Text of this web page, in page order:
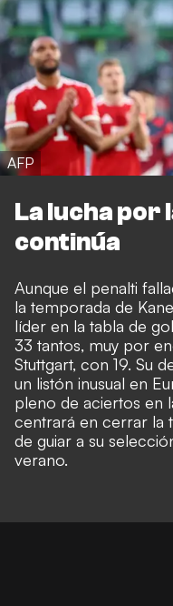
AFP
La lucha por
continúa
Aunque el penalti
la temporada de
líder en la tabla de
33 tantos, muy por
Stuttgart, con 19. Su
un listón inusual en
pleno de aciertos en
centrará en cerrar la
de guiar a su
verano.